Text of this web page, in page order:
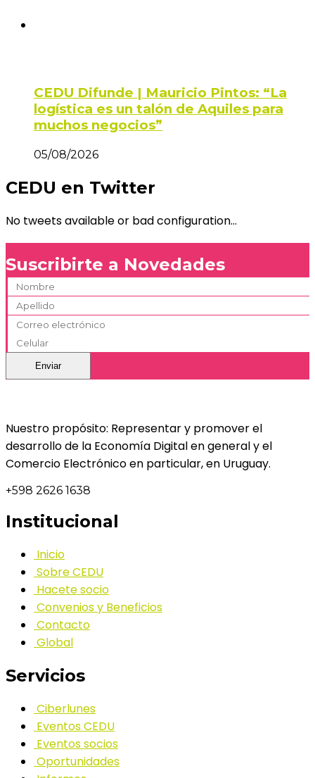
CEDU Difunde | Mauricio Pintos: “La
logística es un talón de Aquiles para
muchos negocios”
05/08/2026
CEDU en Twitter
No tweets available or bad configuration...
Suscribirte a Novedades
Nuestro propósito: Representar y promover el
desarrollo de la Economía Digital en general y el
Comercio Electrónico en particular, en Uruguay.
+598 2626 1638
Institucional
Inicio
Sobre CEDU
Hacete socio
Convenios y Beneficios
Contacto
Global
Servicios
Ciberlunes
Eventos CEDU
Eventos socios
Oportunidades